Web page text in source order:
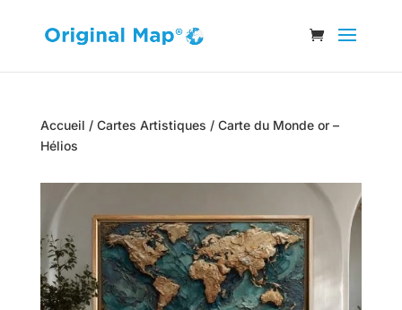
Accueil / Cartes Artistiques / Carte du Monde or –
Hélios